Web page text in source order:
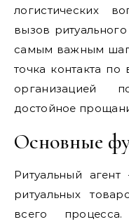
логистических
вызов
самым важным
точка контакта
организацией
достойное
Основные
Ритуальный
ритуальных
всего